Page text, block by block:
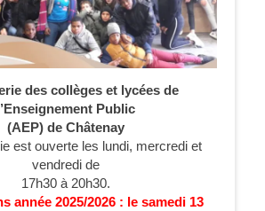
des collèges et lycées de
Public
(AEP) de Châtenay
est ouverte les lundi, mercredi et
vendredi de
17h30 à 20h30.
année 2025/2026 : le samedi 13